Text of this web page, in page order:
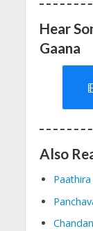
Hear
Gaana
Also